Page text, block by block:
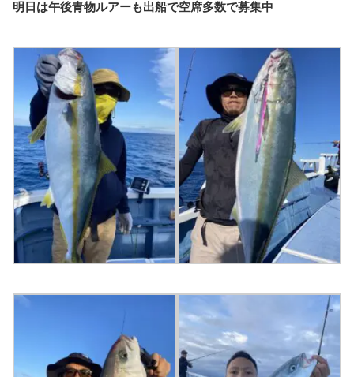
明日は午後青物ルアーも出船で空席多数で募集中